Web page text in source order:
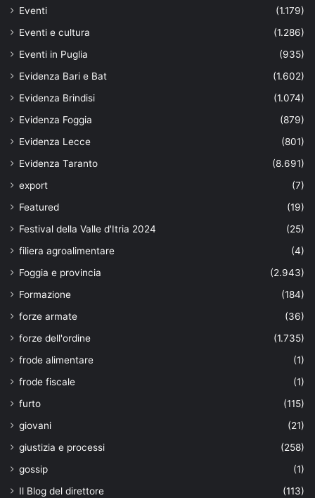
Eventi
(1.179)
Eventi e cultura
(1.286)
Eventi in Puglia
(935)
Evidenza Bari e Bat
(1.602)
Evidenza Brindisi
(1.074)
Evidenza Foggia
(879)
Evidenza Lecce
(801)
Evidenza Taranto
(8.691)
export
(7)
Featured
(19)
Festival della Valle d'Itria 2024
(25)
filiera agroalimentare
(4)
Foggia e provincia
(2.943)
Formazione
(184)
forze armate
(36)
forze dell'ordine
(1.735)
frode alimentare
(1)
frode fiscale
(1)
furto
(115)
giovani
(21)
giustizia e processi
(258)
gossip
(1)
Il Blog del direttore
(113)